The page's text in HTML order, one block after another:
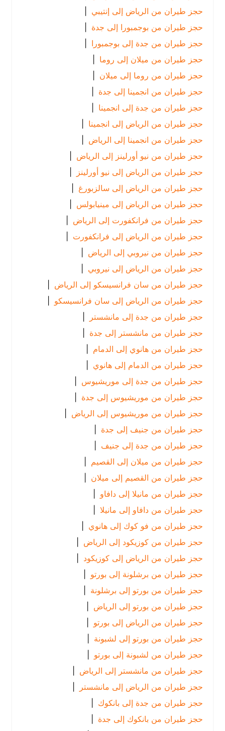
حجز طيران من الرياض إلى إنتيبي |
حجز طيران من بوجمبورا إلى جدة
حجز طيران من جدة إلى بوجمبورا |
حجز طيران من ميلان إلى روما
|
حجز طيران من روما إلى ميلان |
حجز طيران من انجمينا إلى جدة
حجز طيران من جدة إلى انجمينا |
حجز طيران من الرياض إلى انجمينا |
حجز طيران من انجمينا إلى الرياض
|
حجز طيران من نيو أورلينز إلى الرياض
|
حجز طيران من الرياض إلى نيو أورلينز |
حجز طيران من الرياض إلى سالزبورغ |
حجز طيران من الرياض إلى مينيابولس |
حجز طيران من فرانكفورت إلى الرياض
|
حجز طيران من الرياض إلى فرانكفورت |
حجز طيران من نيروبي إلى الرياض
|
حجز طيران من الرياض إلى نيروبي |
حجز طيران من سان فرانسيسكو إلى الرياض
|
حجز طيران من الرياض إلى سان فرانسيسكو |
حجز طيران من جدة إلى مانشستر |
حجز طيران من مانشستر إلى جدة
حجز طيران من هانوي إلى الدمام
|
حجز طيران من الدمام إلى هانوي
|
حجز طيران من جدة إلى موريشيوس |
حجز طيران من موريشيوس إلى جدة
حجز طيران من موريشيوس إلى الرياض
|
حجز طيران من جنيف إلى جدة
حجز طيران من جدة إلى جنيف |
حجز طيران من ميلان إلى القصيم |
حجز طيران من القصيم إلى ميلان |
حجز طيران من مانيلا إلى دافاو
|
حجز طيران من دافاو إلى مانيلا |
حجز طيران من فو كوك إلى هانوي
|
حجز طيران من كوزيكود إلى الرياض
|
حجز طيران من الرياض إلى كوزيكود
|
حجز طيران من برشلونة إلى بورتو
|
حجز طيران من بورتو إلى برشلونة
|
حجز طيران من بورتو إلى الرياض
|
حجز طيران من الرياض إلى بورتو
|
حجز طيران من بورتو إلى لشبونة |
حجز طيران من لشبونة إلى بورتو
|
حجز طيران من مانشستر إلى الرياض
|
حجز طيران من الرياض إلى مانشستر |
حجز طيران من جدة إلى بانكوك |
حجز طيران من بانكوك إلى جدة